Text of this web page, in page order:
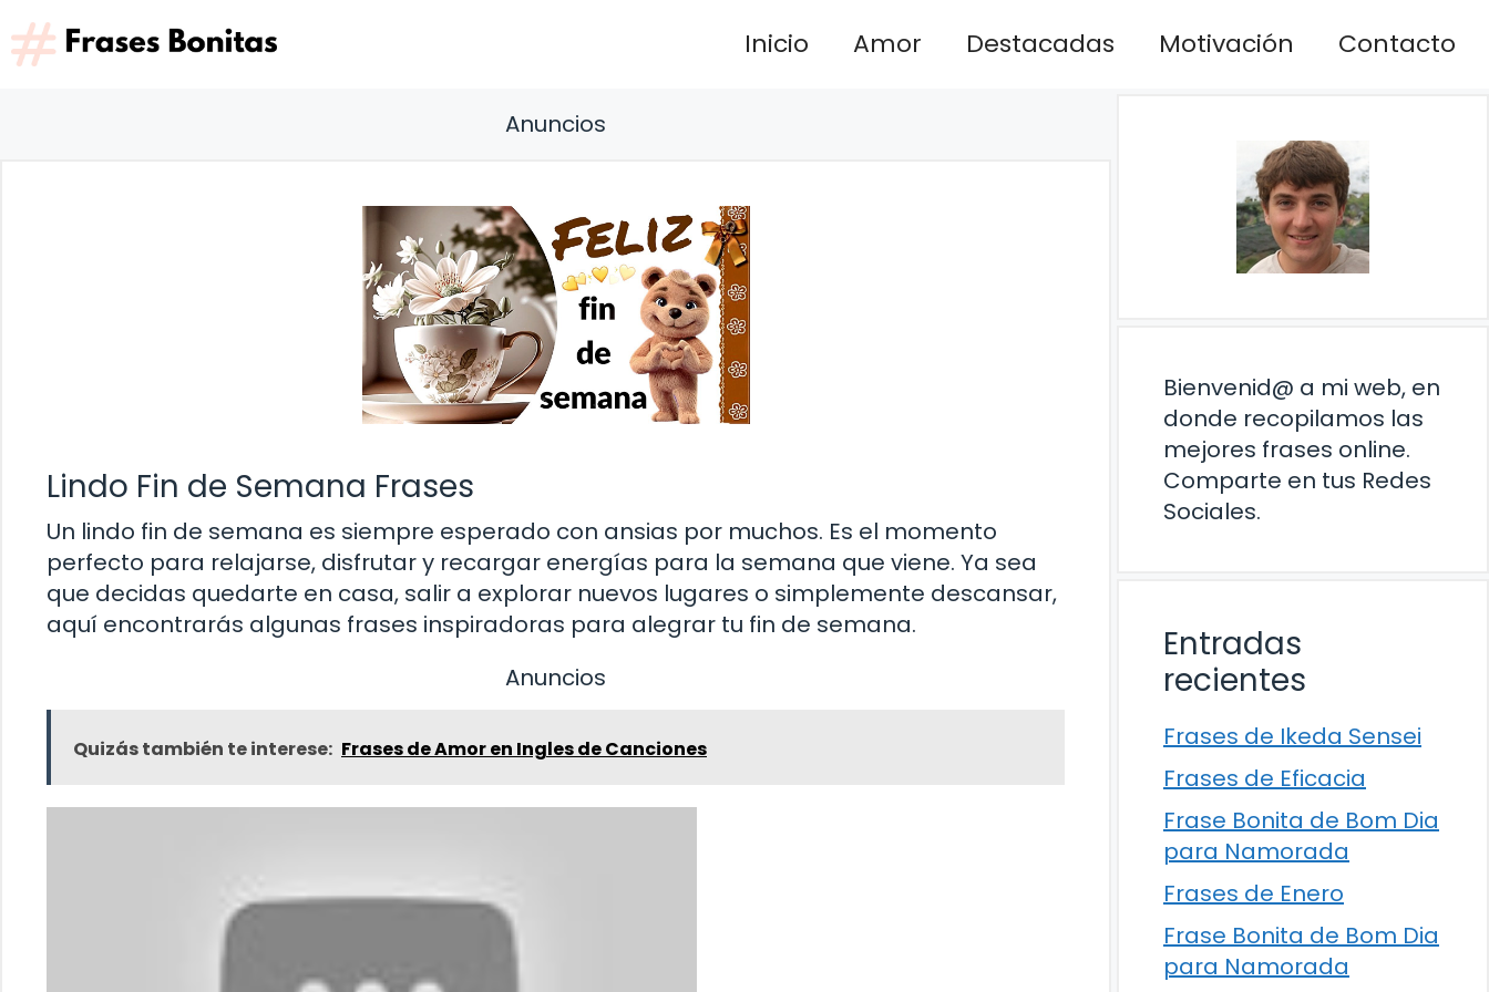
Saltar
al
contenido
Inicio Amor Destacadas Motivación Contacto
Anuncios
Lindo Fin de Semana Frases
Un lindo fin de semana es siempre esperado con ansias por muchos. Es el momento
perfecto para relajarse, disfrutar y recargar energías para la semana que viene. Ya sea
que decidas quedarte en casa, salir a explorar nuevos lugares o simplemente descansar,
aquí encontrarás algunas frases inspiradoras para alegrar tu fin de semana.
Anuncios
Quizás también te interese: Frases de Amor en Ingles de Canciones
Bienvenid@ a mi web, en
donde recopilamos las
mejores frases online.
Comparte en tus Redes
Sociales.
Entradas
recientes
Frases de Ikeda Sensei
Frases de Eficacia
Frase Bonita de Bom Dia
para Namorada
Frases de Enero
Frase Bonita de Bom Dia
para Namorada